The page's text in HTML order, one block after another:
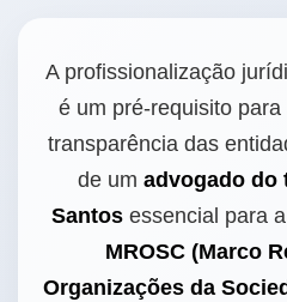
A profissionalização
é um pré-requisito
transparência das
de um advogado do
Santosessencial para
MROSC (Marco
Organizações da